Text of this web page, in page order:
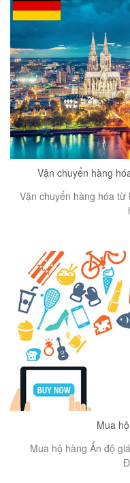
Vận chuyển hàng
Vận chuyển hàng hóa
Mua
Mua hộ hàng Ấn độ